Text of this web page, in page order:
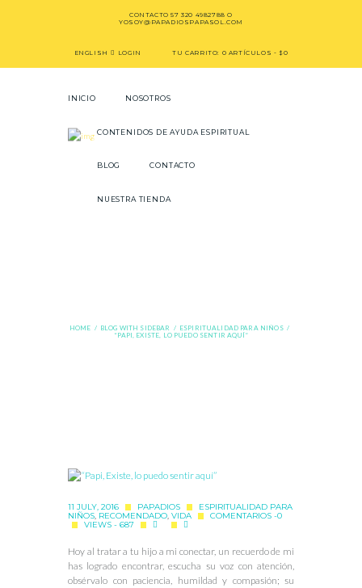
CONTACTO57 320 4982788 O
YOSOY@PAPADIOSPAPASOL.COM
ENGLISH LOGIN TU CARRITO: 0 ARTÍCULOS -$0
INICIO NOSOTROS
CONTENIDOS DE AYUDA ESPIRITUAL
BLOG CONTACTO
NUESTRA TIENDA
HOME BLOG WITH SIDEBAR
ESPIRITUALIDAD PARA NIÑOS
“PAPI, EXISTE, LO PUEDO SENTIR AQUÍ”
11 JULY, 2016 PAPADIOS
ESPIRITUALIDAD PARA
NIÑOS, RECOMENDADO, VIDA
COMENTARIOS -0
VIEWS - 687
Hoy al tratar a tu hijo a mi conectar, un recuerdo de mi
has logrado encontrar, escucha su voz con atención,
obsérvalo con paciencia, humildad y compasión; su